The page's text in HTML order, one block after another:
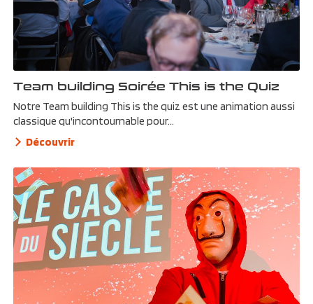
Team building Soirée This is the Quiz
Notre Team building This is the quiz est une animation aussi
classique qu'incontournable pour...
Découvrir